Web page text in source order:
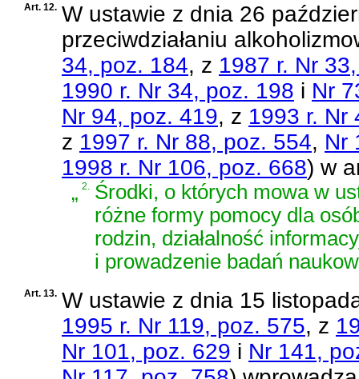
Art. 12. W ustawie z dnia 26
przeciwdziałaniu
34, poz. 184, z 1987 r. Nr
1990 r. Nr 34, poz. 198 i Nr
Nr 94, poz. 419, z 1993 r. Nr
z 1997 r. Nr 88, poz. 554, Nr
1998 r. Nr 106, poz. 668) w
„2.
Środki, o których mowa w
różne formy pomocy dla
rodzin, działalność
i prowadzenie badań
Art. 13. W ustawie z dnia 15
1995 r. Nr 119, poz. 575, z
Nr 101, poz. 629 i Nr 141,